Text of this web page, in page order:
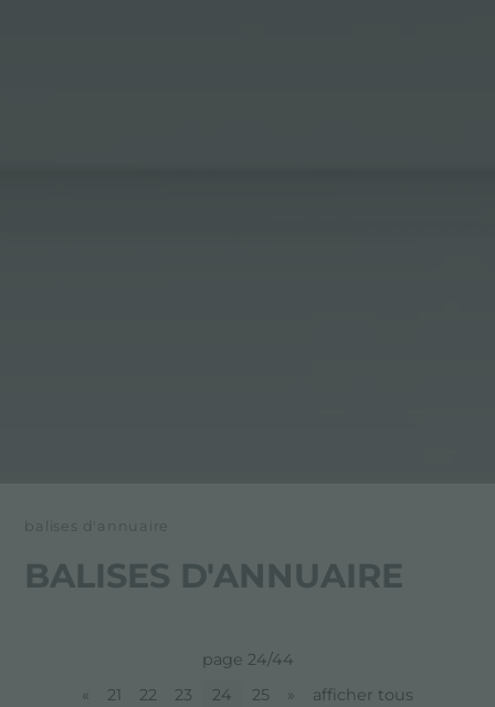
balises d'annuaire
BALISES D'ANNUAIRE
page 24/44
«
21 22 23 24 25 » afficher tous